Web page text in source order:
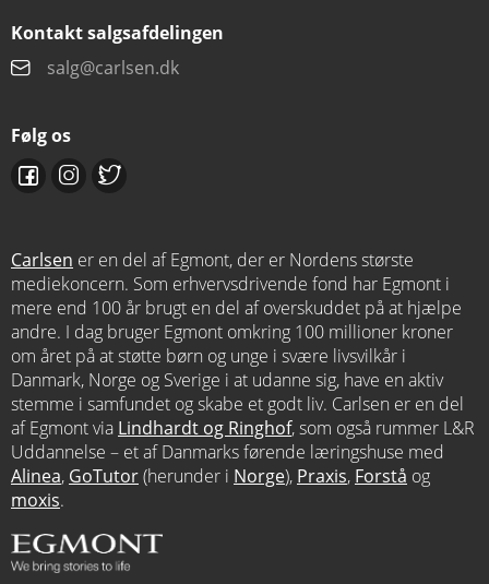
Kontakt salgsafdelingen
salg@carlsen.dk
Følg os
Carlsen er en del af Egmont, der er Nordens største
mediekoncern. Som erhvervsdrivende fond har Egmont i
mere end 100 år brugt en del af overskuddet på at hjælpe
andre. I dag bruger Egmont omkring 100 millioner kroner
om året på at støtte børn og unge i svære livsvilkår i
Danmark, Norge og Sverige i at udanne sig, have en aktiv
stemme i samfundet og skabe et godt liv. Carlsen er en del
af Egmont via Lindhardt og Ringhof, som også rummer L&R
Uddannelse – et af Danmarks førende læringshuse med
Alinea, GoTutor(herunder i Norge), Praxis, Forstå og
moxis.